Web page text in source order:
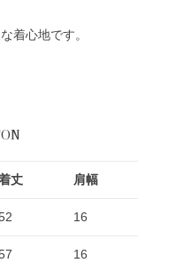
着心地です。
丈 肩幅
16
16